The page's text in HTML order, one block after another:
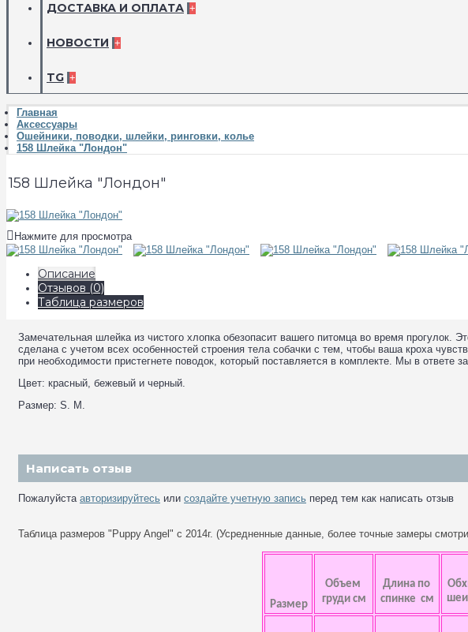
ДОСТАВКА И ОПЛАТА +
НОВОСТИ +
TG +
Главная
Аксессуары
Ошейники, поводки, шлейки, ринговки, колье
158 Шлейка "Лондон"
158 Шлейка "Лондон"
Нажмите для просмотра
Описание
Отзывов (0)
Таблица размеров
Замечательная шлейка из чистого хлопка обезопасит вашего питомца во время
сделана с учетом всех особенностей строения тела собачки с тем, чтобы ваша кроха
при необходимости пристегнете поводок, который поставляется в комплекте. Мы в ответе
Цвет: красный, бежевый и черный.
Размер: S. M.
Написать отзыв
Пожалуйста авторизируйтесь или создайте учетную запись перед тем как написать отзыв
Таблица размеров "Puppy Angel" с 2014г. (Усредненные данные, более точные замеры
Размер
Объем
груди см
Длина по
спинке см